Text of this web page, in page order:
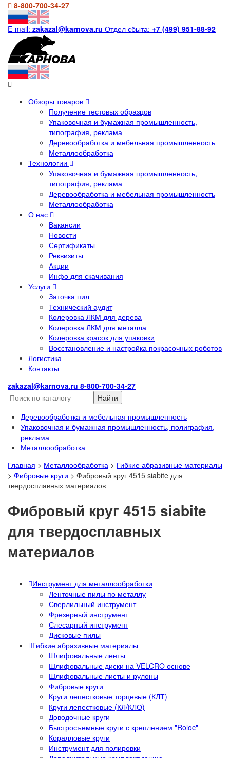
8-800-700-34-27
E-mail: zakazal@karnova.ru Отдел сбыта: +7 (499) 951-88-92
Обзоры товаров
Получение тестовых образцов
Упаковочная и бумажная промышленность,
типография, реклама
Деревообработка и мебельная промышленность
Металлообработка
Технологии
Упаковочная и бумажная промышленность,
типография, реклама
Деревообработка и мебельная промышленность
Металлообработка
О нас
Вакансии
Новости
Сертификаты
Реквизиты
Акции
Инфо для скачивания
Услуги
Заточка пил
Технический аудит
Колеровка ЛКМ для дерева
Колеровка ЛКМ для металла
Колеровка красок для упаковки
Восстановление и настройка покрасочных роботов
Логистика
Контакты
zakazal@karnova.ru 8-800-700-34-27
Найти
Деревообработка и мебельная промышленность
Упаковочная и бумажная промышленность, полиграфия,
реклама
Металлообработка
Главная > Металлообработка > Гибкие абразивные материалы
> Фибровые круги > Фибровый круг 4515 siabite для
твердосплавных материалов
Фибровый круг 4515 siabite
для твердосплавных
материалов
Инструмент для металлообработки
Ленточные пилы по металлу
Сверлильный инструмент
Фрезерный инструмент
Слесарный инструмент
Дисковые пилы
Гибкие абразивные материалы
Шлифовальные ленты
Шлифовальные диски на VELCRO основе
Шлифовальные листы и рулоны
Фибровые круги
Круги лепестковые торцевые (КЛТ)
Круги лепестковые (КЛ/КЛО)
Доводочные круги
Быстросъемные круги с креплением "Roloc"
Коралловые круги
Инструмент для полировки